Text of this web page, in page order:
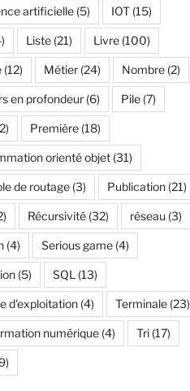
artificielle(5) IOT(15)
Liste(21) Livre(100)
(12) Métier(24) Nombre(2)
en profondeur(6) Pile(7)
Première(18)
orienté objet(31)
de routage(3) Publication(21)
Récursivité(32) réseau (3)
(4) Serious game(4)
(5) SQL (13)
d'exploitation(4) Terminale(23)
numérique(4) Tri(17)